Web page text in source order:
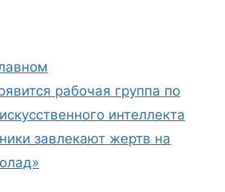
рабочая группа по
интеллекта
завлекают жертв на